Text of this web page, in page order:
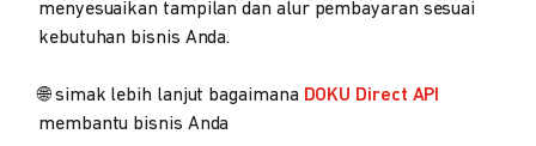
menyesuaikan tampilan dan alur pembayaran sesuai
kebutuhan bisnis Anda.
🌐 simak lebih lanjut bagaimana DOKU Direct API
membantu bisnis Anda